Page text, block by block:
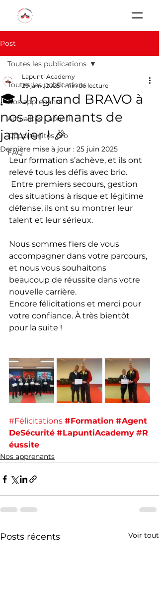
Post
Toutes les publications
Nos apprenants
Actualités Lapunti
Opportunités pro
FAQ
Toutes les publications
🎓 Un grand BRAVO à
nos apprenants de
janvier ! 🎉
Lapunti Academy
29 janv. 2025 1 min de lecture
Dernière mise à jour : 25 juin 2025
Leur formation s’achève, et ils ont
relevé tous les défis avec brio.
Entre premiers secours, gestion
des situations à risque et légitime
défense, ils ont su montrer leur
talent et leur sérieux.
Nous sommes fiers de vous
accompagner dans votre parcours,
et nous vous souhaitons
beaucoup de réussite dans votre
nouvelle carrière.
Encore félicitations et merci pour
votre confiance. À très bientôt
pour la suite !
#Félicitations #Formation #Agent
DeSécurité #LapuntiAcademy #R
éussite
Nos apprenants
Posts récents Voir tout